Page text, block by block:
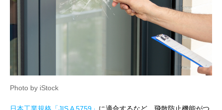
Photo by iStock
日本工業規格「JIS A 5759」 に適合するなど、飛散防止機能がつ